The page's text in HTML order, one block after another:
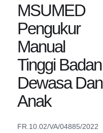
MSUMED
Pengukur
Manual
Tinggi Badan
Dewasa Dan
Anak
FR.10.02/VA/04885/2022